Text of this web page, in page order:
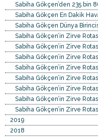
Sabiha Gökçen’den 235 bin
Sabiha Gökçen En Dakik
Sabiha Gökçen Dünya
Sabiha Gökçen’in Zirve
Sabiha Gökçen’in Zirve
Sabiha Gökçen’in Zirve
Sabiha Gökçen’in Zirve
Sabiha Gökçen’in Zirve
Sabiha Gökçen’in Zirve
Sabiha Gökçen’in Zirve
Sabiha Gökçen’in Zirve
2019
2018